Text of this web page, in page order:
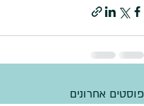
פוסטים אחרונים